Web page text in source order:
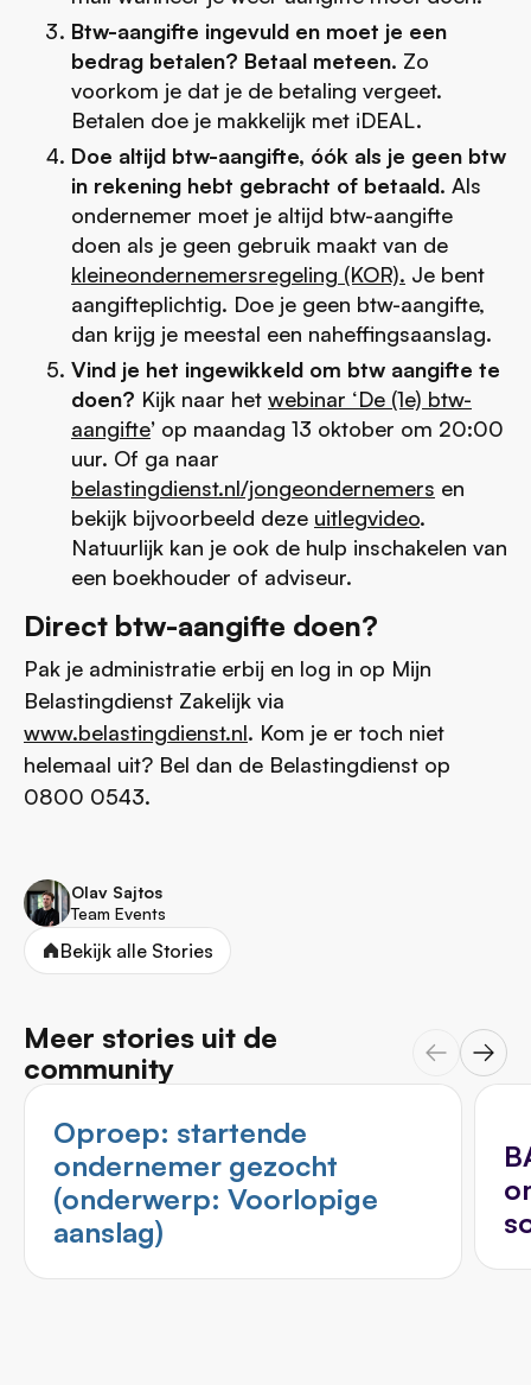
Btw-aangifte ingevuld en moet je een
bedrag betalen? Betaal meteen. Zo
voorkom je dat je de betaling vergeet.
Betalen doe je makkelijk met iDEAL.
Doe altijd btw-aangifte, óók als je geen btw
in rekening hebt gebracht of betaald. Als
ondernemer moet je altijd btw-aangifte
doen als je geen gebruik maakt van de
kleineondernemersregeling (KOR). Je bent
aangifteplichtig. Doe je geen btw-aangifte,
dan krijg je meestal een naheffingsaanslag.
Vind je het ingewikkeld om btw aangifte te
doen? Kijk naar het webinar ‘De (1e) btw-
aangifte’ op maandag 13 oktober om 20:00
uur. Of ga naar
belastingdienst.nl/jongeondernemers en
bekijk bijvoorbeeld deze uitlegvideo.
Natuurlijk kan je ook de hulp inschakelen van
een boekhouder of adviseur.
Direct btw-aangifte doen?
Pak je administratie erbij en log in op Mijn
Belastingdienst Zakelijk via
www.belastingdienst.nl. Kom je er toch niet
helemaal uit? Bel dan de Belastingdienst op
0800 0543.
Olav Sajtos
Team Events
Bekijk alle Stories
Meer stories uit de
community
Oproep: startende
ondernemer gezocht
(onderwerp: Voorlopige
aanslag)